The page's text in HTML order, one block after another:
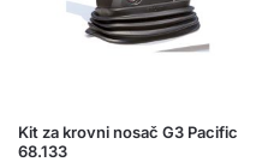
Kit za krovni nosač G3 Pacific
68.133